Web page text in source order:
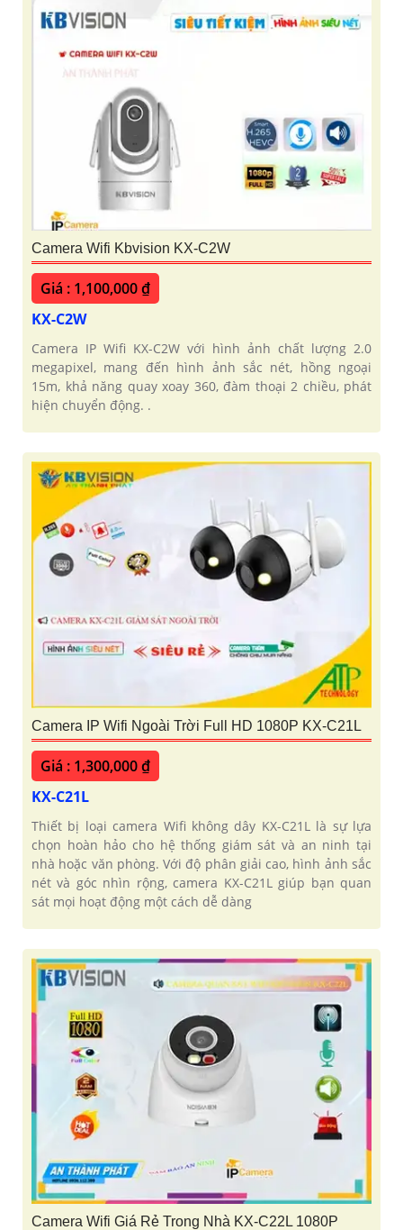
Camera Wifi Kbvision KX-C2W
Giá : 1,100,000 ₫
KX-C2W
Camera IP Wifi KX-C2W với hình ảnh chất lượng 2.0
megapixel, mang đến hình ảnh sắc nét, hồng ngoại
15m, khả năng quay xoay 360, đàm thoại 2 chiều, phát
hiện chuyển động. .
Camera IP Wifi Ngoài Trời Full HD 1080P KX-C21L
Giá : 1,300,000 ₫
KX-C21L
Thiết bị loại camera Wifi không dây KX-C21L là sự lựa
chọn hoàn hảo cho hệ thống giám sát và an ninh tại
nhà hoặc văn phòng. Với độ phân giải cao, hình ảnh sắc
nét và góc nhìn rộng, camera KX-C21L giúp bạn quan
sát mọi hoạt động một cách dễ dàng
Camera Wifi Giá Rẻ Trong Nhà KX-C22L 1080P